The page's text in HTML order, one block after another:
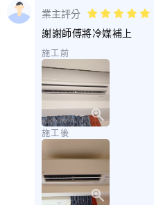
業主評分
謝謝師傅將冷媒補上
施工前
施工後